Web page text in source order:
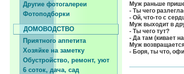
Другие фотогалереи
Фотоподборки
ДОМОВОДСТВО
Приятного аппетита
Хозяйке на заметку
Обустройство, ремонт, уют
6 соток, дача, сад
Муж раньше
- Ты чего
- Ой, что-то с
Муж выходит в
- Ты чего тут?
- Да там (кивает
Муж
- Боря, ты что,